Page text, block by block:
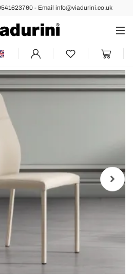
- Email info@viadurini.co.uk
Previous Next
dining room chair
Italy, Luigina